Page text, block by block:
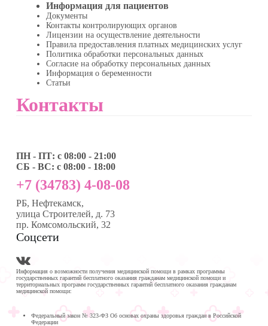
Информация для пациентов
Документы
Контакты контролирующих органов
Лицензии на осуществление деятельности
Правила предоставления платных медицинских услуг
Политика обработки персональных данных
Согласие на обработку персональных данных
Информация о беременности
Статьи
Контакты
ПН - ПТ: с 08:00 - 21:00
СБ - ВС: с 08:00 - 18:00
+7 (34783) 4-08-08
РБ, Нефтекамск,
улица Строителей, д. 73
пр. Комсомольский, 32
Соцсети
Информация о возможности получения медицинской помощи в рамках программы
государственных гарантий бесплатного оказания гражданам медицинской помощи и
территориальных программ государственных гарантий бесплатного оказания гражданам
медицинской помощи:
Федеральный закон № 323-ФЗ Об основах охраны здоровья граждан в Российской
Федерации